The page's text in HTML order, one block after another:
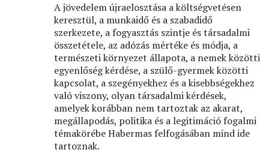
A jövedelem újraelosztása a költségvetésen
keresztül, a munkaidő és a szabadidő
szerkezete, a fogyasztás szintje és társadalmi
összetétele, az adózás mértéke és módja, a
természeti környezet állapota, a nemek közötti
egyenlőség kérdése, a szülő-gyermek közötti
kapcsolat, a szegényekhez és a kisebbségekhez
való viszony, olyan társadalmi kérdések,
amelyek korábban nem tartoztak az akarat,
megállapodás, politika és a legitimáció fogalmi
témakörébe Habermas felfogásában mind ide
tartoznak.